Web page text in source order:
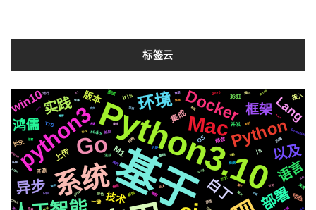
标签云
基于
Python3.10
系统
Go
python3 Mac
环境
Python
Docker
部署
异步
以及
实践 框架
白丁
鸿儒
语言
Lang
win10
技术
版本
M1
集成
上传 js
Iris
长空
彩虹
动态
OS
接入
一键
redis
结合
并发
开源
TTS
面试
api
基础
2020
微软
国内
后端
深度
记录
编程
Selenium
通过
新版
svg
生成
结构
运行
音色
原生
芯片
前后
检测
github
动画
爬虫
属于
情况
协议
聊天
合成
页面
MacOs
快速
布局
识别
集群
可用
机制
社交
需要
字幕
变量
推荐
阻塞
Apple
各种
Silicon
CSS3
钱包
员工
通信
vits2V2.0
数据类型